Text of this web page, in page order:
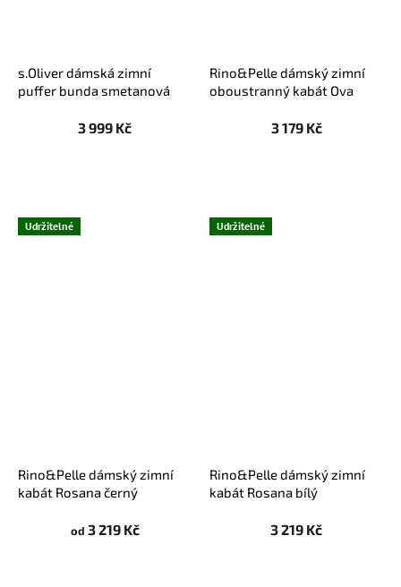
s.Oliver dámská zimní
puffer bunda smetanová
3 999 Kč
Rino&Pelle dámský zimní
oboustranný kabát Ova
3 179 Kč
Udržitelné
Rino&Pelle dámský zimní
kabát Rosana černý
od 3 219 Kč
Udržitelné
Rino&Pelle dámský zimní
kabát Rosana bílý
3 219 Kč